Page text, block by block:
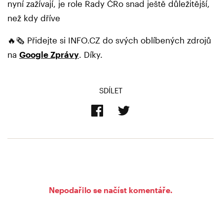
nyní zažívají, je role Rady ČRo snad ještě důležitější,
než kdy dříve
🔥🗞️ Přidejte si INFO.CZ do svých oblíbených zdrojů
na Google Zprávy. Díky.
SDÍLET
Nepodařilo se načíst komentáře.